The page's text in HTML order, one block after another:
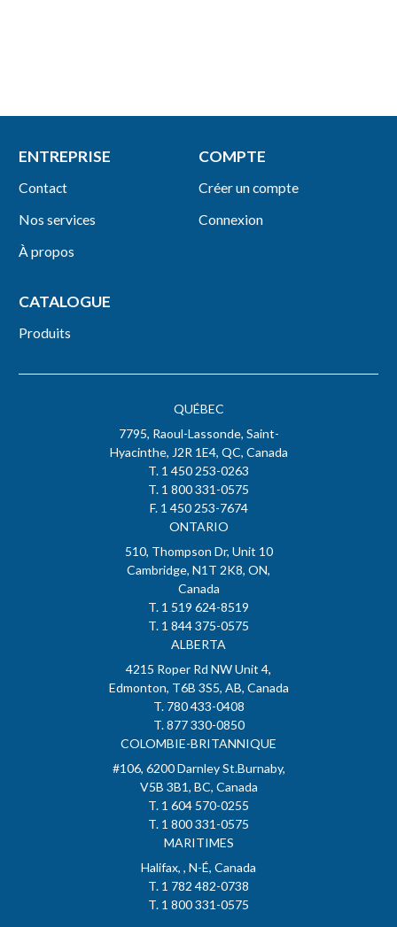
QUÉBEC
7795, Raoul-Lassonde, Saint-
Hyacinthe, J2R 1E4, QC, Canada
T. 1 450 253-0263
T. 1 800 331-0575
F. 1 450 253-7674
ONTARIO
510, Thompson Dr, Unit 10
Cambridge, N1T 2K8, ON,
Canada
T. 1 519 624-8519
T. 1 844 375-0575
ALBERTA
4215 Roper Rd NW Unit 4,
Edmonton, T6B 3S5, AB, Canada
T. 780 433-0408
T. 877 330-0850
COLOMBIE-BRITANNIQUE
#106, 6200 Darnley St.Burnaby,
V5B 3B1, BC, Canada
T. 1 604 570-0255
T. 1 800 331-0575
MARITIMES
Halifax, , N-É, Canada
T. 1 782 482-0738
T. 1 800 331-0575
ENTREPRISE
Contact
Nos services
À propos
COMPTE
Créer un compte
Connexion
CATALOGUE
Produits